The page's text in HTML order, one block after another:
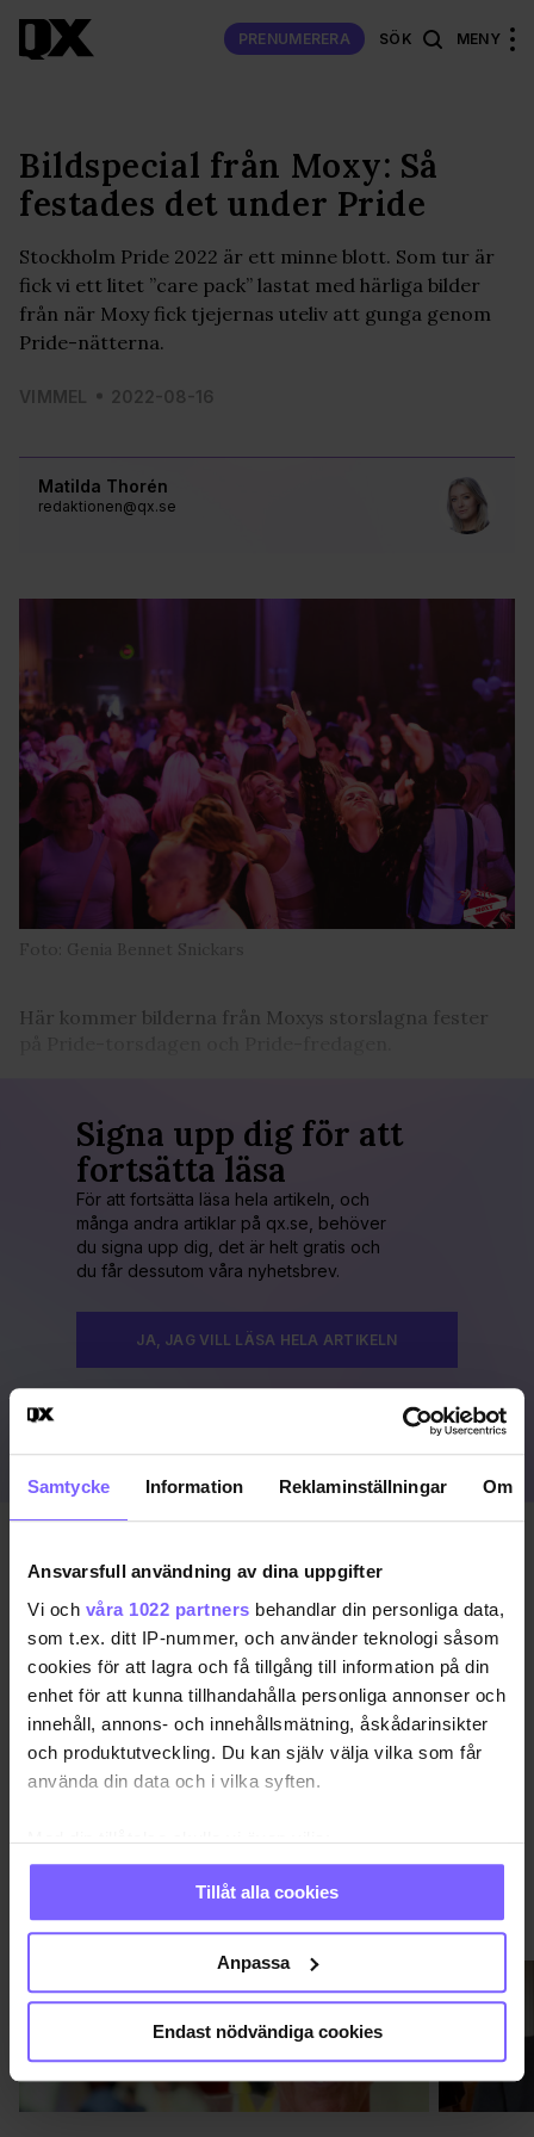
Samtycke Information Reklaminställningar Om
Ansvarsfull användning av dina uppgifter
Vi och våra 1022 partners behandlar din personliga data,
som t.ex. ditt IP-nummer, och använder teknologi såsom
cookies för att lagra och få tillgång till information på din
enhet för att kunna tillhandahålla personliga annonser och
innehåll, annons- och innehållsmätning, åskådarinsikter
och produktutveckling. Du kan själv välja vilka som får
använda din data och i vilka syften.
Med din tillåtelse skulle vi även vilja:
Samla in information om din geografiska plats
som kan ha en noggrannhet på upp till flera meter
Identifiera din enhet genom att aktivt skanna den
för specifika kännetecken (fingeravtryck)
Ta reda på mer om hur dina personliga uppgifter
Du kan ändra eller dra tillbaka ditt samtycke när som
helst från cookie-förklaringen.
Tillåt alla cookies
Anpassa
Endast nödvändiga cookies
PRENUMERERA SÖK MENY
Matilda Thorén
redaktionen@qx.se
Bildspecial från Moxy: Så
festades det under Pride
Stockholm Pride 2022 är ett minne blott. Som tur är
fick vi ett litet ”care pack” lastat med härliga bilder
från när Moxy fick tjejernas uteliv att gunga genom
Pride-nätterna.
VIMMEL 2022-08-16
Foto: Genia Bennet Snickars
Här kommer bilderna från Moxys storslagna fester
Signa upp dig för att
fortsätta läsa
För att fortsätta läsa hela artikeln, och
många andra artiklar på qx.se, behöver
du signa upp dig, det är helt gratis och
du får dessutom våra nyhetsbrev.
JA, JAG VILL LÄSA HELA ARTIKELN
STOCKHOLM PRIDE 2022
DELA DEN HÄR ARTIKELN